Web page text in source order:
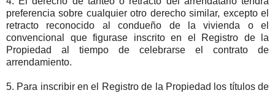
preferencia sobre cualquier otro derecho similar, excepto el
retracto reconocido al condueño de la vivienda o el
convencional que figurase inscrito en el Registro de la
Propiedad al tiempo de celebrarse el contrato de
arrendamiento.
5. Para inscribir en el Registro de la Propiedad los títulos de